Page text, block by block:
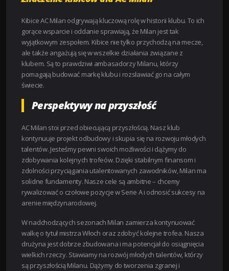
Kibice AC Milan odgrywają kluczową rolę w historii klubu. To ich
gorące wsparcie i oddanie sprawiają, że Milan jest tak
wyjątkowym zespołem. Kibice nie tylko przychodzą na mecze,
ale także angażują się w wszelkie działania związane z
klubem. Są to prawdziwi ambasadorzy Milanu, którzy
pomagają budować markę klubu i rozsławiać go na całym
świecie.
Perspektywy na przyszłość
AC Milan stoi przed obiecującą przyszłością. Nasz klub
kontynuuje projekt odbudowy i skupia się na rozwoju młodych
talentów. Jesteśmy pewni swoich możliwości i dążymy do
zdobywania kolejnych trofeów. Dzięki stabilnym finansom i
zdolności przyciągania utalentowanych zawodników, Milan ma
solidne fundamenty. Nasze cele są ambitne – chcemy
rywalizować o czołowe pozycje w Serie A i odnosić sukcesy na
arenie międzynarodowej.
W nadchodzących sezonach Milan zamierza kontynuować
walkę o tytuł mistrza Włoch oraz zdobyć kolejne trofea. Nasza
drużyna jest dobrze zbudowana i ma potencjał do osiągnięcia
wielkich rzeczy. Stawiamy na rozwój młodych talentów, którzy
są przyszłością Milanu. Dążymy do tworzenia zgranej i